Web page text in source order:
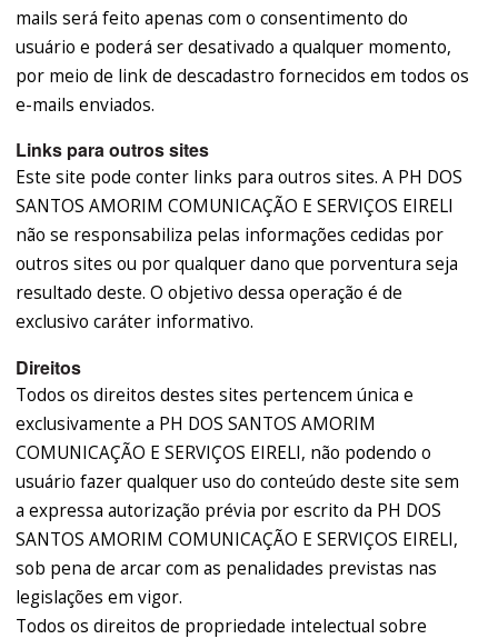
mails será feito apenas com o consentimento do
usuário e poderá ser desativado a qualquer momento,
por meio de link de descadastro fornecidos em todos os
e-mails enviados.
Links para outros sites
Este site pode conter links para outros sites. A PH DOS
SANTOS AMORIM COMUNICAÇÃO E SERVIÇOS EIRELI
não se responsabiliza pelas informações cedidas por
outros sites ou por qualquer dano que porventura seja
resultado deste. O objetivo dessa operação é de
exclusivo caráter informativo.
Direitos
Todos os direitos destes sites pertencem única e
exclusivamente a PH DOS SANTOS AMORIM
COMUNICAÇÃO E SERVIÇOS EIRELI, não podendo o
usuário fazer qualquer uso do conteúdo deste site sem
a expressa autorização prévia por escrito da PH DOS
SANTOS AMORIM COMUNICAÇÃO E SERVIÇOS EIRELI,
sob pena de arcar com as penalidades previstas nas
legislações em vigor.
Todos os direitos de propriedade intelectual sobre